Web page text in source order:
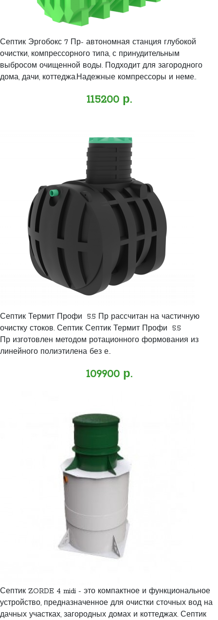
Септик Эргобокс 7 Пр- автономная станция глубокой
очистки, компрессорного типа, с принудительным
выбросом очищенной воды. Подходит для загородного
дома, дачи, коттеджа.Надежные компрессоры и неме..
115200 р.
Септик Термит Профи 5.5 Пр рассчитан на частичную
очистку стоков. Септик Септик Термит Профи 5.5
Пр изготовлен методом ротационного формования из
линейного полиэтилена без е..
109900 р.
Септик ZORDE 4 midi - это компактное и функциональное
устройство, предназначенное для очистки сточных вод на
дачных участках, загородных домах и коттеджах. Септик